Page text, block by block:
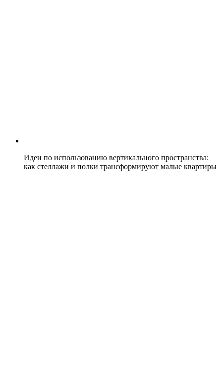
Идеи по использованию вертикального пространства:
как стеллажи и полки трансформируют малые квартиры